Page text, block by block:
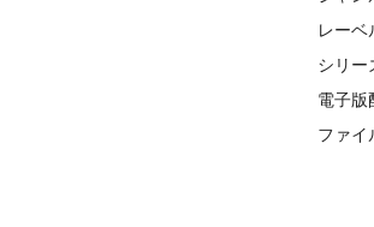
レーベ
シリー
電子版
ファイ